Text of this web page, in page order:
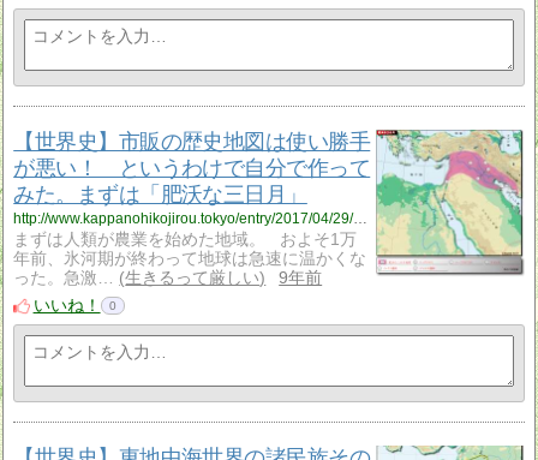
【世界史】市販の歴史地図は使い勝手
が悪い！ というわけで自分で作って
みた。まずは「肥沃な三日月」
http://www.kappanohikojirou.tokyo/entry/2017/04/29/191715
まずは人類が農業を始めた地域。 およそ1万
年前、氷河期が終わって地球は急速に温かくな
った。急激…
生きるって厳しい
9年前
いいね！
0